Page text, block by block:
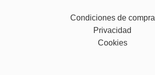
Condiciones de compra
Privacidad
Cookies